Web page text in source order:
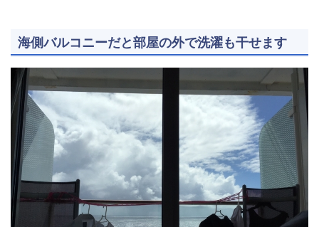
海側バルコニーだと部屋の外で洗濯も干せます